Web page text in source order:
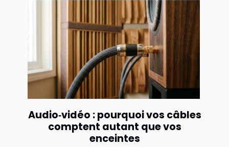
Audio‑vidéo : pourquoi vos câbles
comptent autant que vos
enceintes